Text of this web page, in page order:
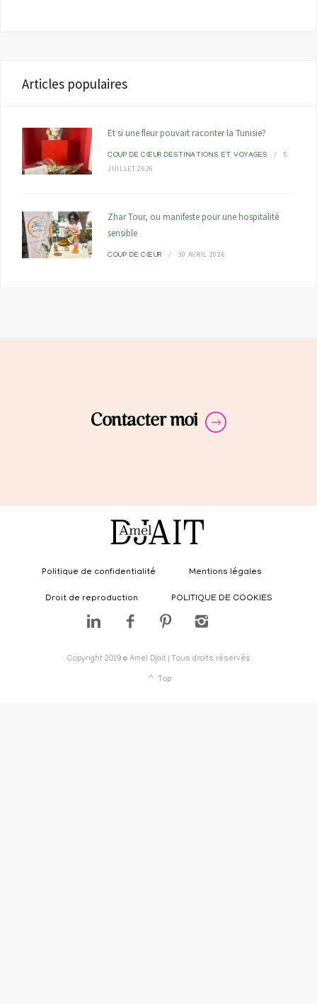
Articles populaires
Et si une fleur pouvait raconter la Tunisie?
COUP DE CŒUR DESTINATIONS ET VOYAGES
5
JUILLET 2026
Zhar Tour, ou manifeste pour une hospitalité
sensible
COUP DE CŒUR 30 AVRIL 2026
Contacter moi
Politique de confidentialité Mentions légales
Droit de reproduction POLITIQUE DE COOKIES
Copyright 2019 © Amel Djait | Tous droits réservés
Top